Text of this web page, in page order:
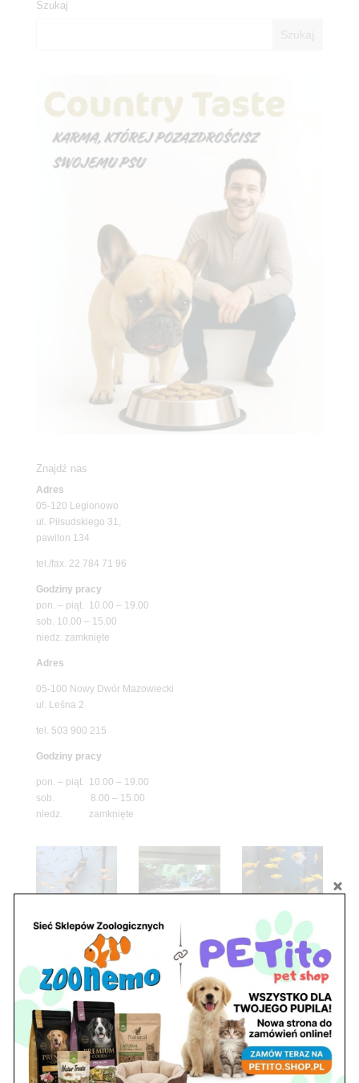
Szukaj
Znajdź nas
Adres
05-120 Legionowo
ul. Piłsudskiego 31,
pawilon 134
tel./fax. 22 784 71 96
Godziny pracy
pon. – piąt. 10.00 – 19.00
sob. 10.00 – 15.00
niedz. zamknięte
Adres
05-100 Nowy Dwór Mazowiecki
ul. Leśna 2
tel. 503 900 215
Godziny pracy
pon. – piąt. 10.00 – 19.00
sob. 8.00 – 15.00
niedz. zamknięte